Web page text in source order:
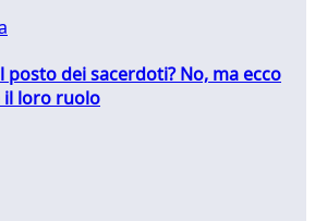
dei sacerdoti? No, ma ecco
il loro ruolo